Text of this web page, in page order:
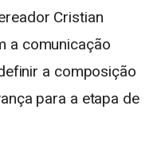
Cristian
a comunicação
a composição
para a etapa de